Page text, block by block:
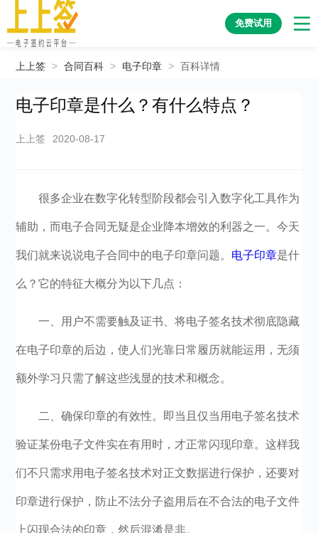
免费试用
上上签 > 合同百科 > 电子印章 > 百科详情
电子印章是什么？有什么特点？
上上签 2020-08-17
很多企业在数字化转型阶段都会引入数字化工具作为
辅助，而电子合同无疑是企业降本增效的利器之一。今天
我们就来说说电子合同中的电子印章问题。 电子印章是什
么？它的特征大概分为以下几点：
一、用户不需要触及证书、将电子签名技术彻底隐藏
在电子印章的后边，使人们光靠日常履历就能运用，无须
额外学习只需了解这些浅显的技术和概念。
二、确保印章的有效性。即当且仅当用电子签名技术
验证某份电子文件实在有用时，才正常闪现印章。这样我
们不只需求用电子签名技术对正文数据进行保护，还要对
印章进行保护，防止不法分子盗用后在不合法的电子文件
上闪现合法的印章，然后混淆是非。